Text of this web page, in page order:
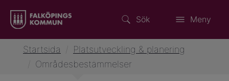
Sök Meny
Startsida
Platsutveckling & planering
Områdesbestämmelser